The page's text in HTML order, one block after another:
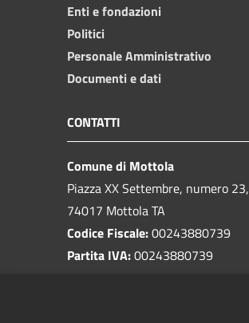
Enti e fondazioni
Politici
Personale Amministrativo
Documenti e dati
CONTATTI
Comune di Mottola
Piazza XX Settembre, numero 23,
74017 Mottola TA
Codice Fiscale:00243880739
Partita IVA:00243880739